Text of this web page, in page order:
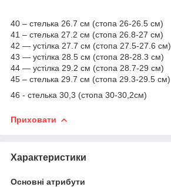
40 – стелька 26.7 см (стопа 26-26.5 см)
41 – стелька 27.2 см (стопа 26.8-27 см)
42 — устілка 27.7 см (стопа 27.5-27.6 см)
43 — устілка 28.5 см (стопа 28-28.3 см)
44 — устілка 29.2 см (стопа 28.7-29 см)
45 – стелька 29.7 см (стопа 29.3-29.5 см)
46 - стелька 30,3 (стопа 30-30,2см)
Приховати
Характеристики
Основні атрибути